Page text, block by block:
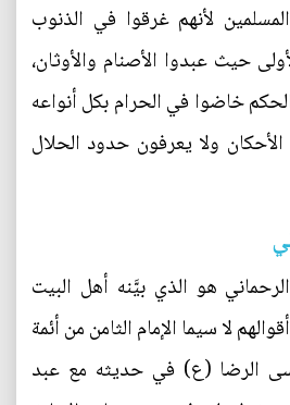
لأنهم غرقوا في الذنوب
حيث عبدوا الأصنام والأوثان،
خاضوا في الحرام بكل أنواعه
ولا يعرفون حدود الحلال
الرحماني هو الذي بيَّنه أهل البيت
لا سيما الإمام الثامن من أئمة
الرضا (ع) في حديثه مع عبد